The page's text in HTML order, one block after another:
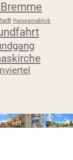
Panoramablick